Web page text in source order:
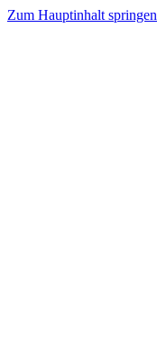
Zum Hauptinhalt springen